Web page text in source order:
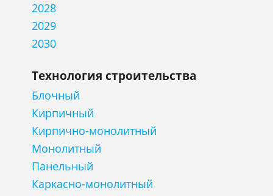
2028
2029
2030
Технология строительства
Блочный
Кирпичный
Кирпично-монолитный
Монолитный
Панельный
Каркасно-монолитный